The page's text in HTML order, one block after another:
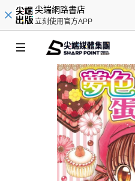
尖端網路書店
立刻使用官方APP